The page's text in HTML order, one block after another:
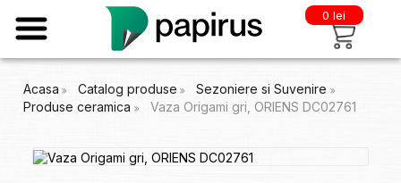
0 lei
Acasa Catalog produse
Sezoniere si Suvenire
Produse ceramica
Vaza Origami gri, ORIENS DC02761